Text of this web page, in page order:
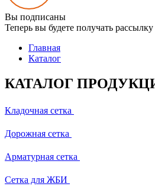
Вы подписаны
Теперь вы будете получать
Главная
Каталог
КАТАЛОГ
Кладочная сетка
Дорожная сетка
Арматурная сетка
Сетка для ЖБИ